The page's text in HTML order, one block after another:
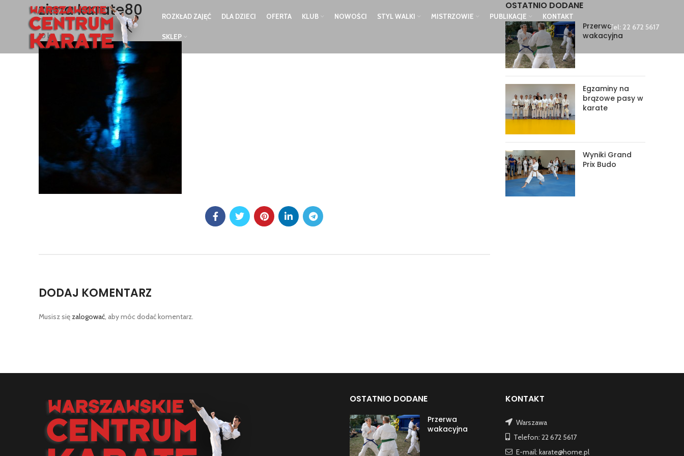
ROZKŁAD ZAJĘĆ DLA DZIECI OFERTA KLUB NOWOŚCI STYL WALKI MISTRZOWIE PUBLIKACJE KONTAKT
SKLEP
Tel: 22 672 5617
zima karate80
10 lut
DODAJ KOMENTARZ
Musisz się zalogować, aby móc dodać komentarz.
OSTATNIO DODANE
Przerwa
wakacyjna
Egzaminy na
brązowe pasy w
karate
Wyniki Grand
Prix Budo
OSTATNIO DODANE
Przerwa
wakacyjna
KONTAKT
Warszawa
Telefon: 22 672 5617
E-mail: karate@home.pl